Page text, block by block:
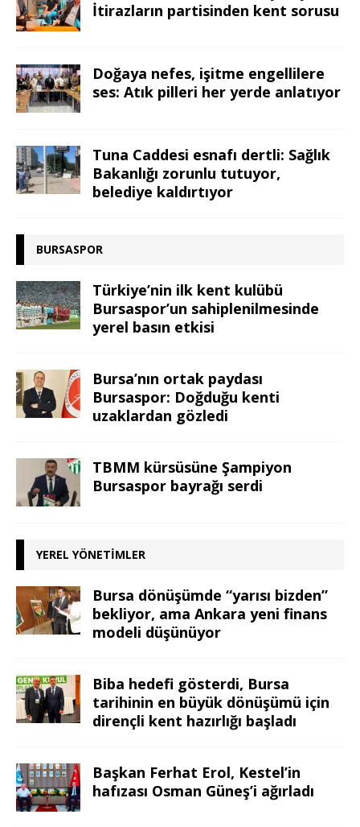
İtirazların partisinden kent sorusu
Doğaya nefes, işitme engellilere
ses: Atık pilleri her yerde anlatıyor
Tuna Caddesi esnafı dertli: Sağlık
Bakanlığı zorunlu tutuyor,
belediye kaldırtıyor
BURSASPOR
Türkiye’nin ilk kent kulübü
Bursaspor’un sahiplenilmesinde
yerel basın etkisi
Bursa’nın ortak paydası
Bursaspor: Doğduğu kenti
uzaklardan gözledi
TBMM kürsüsüne Şampiyon
Bursaspor bayrağı serdi
YEREL YÖNETIMLER
Bursa dönüşümde “yarısı bizden”
bekliyor, ama Ankara yeni finans
modeli düşünüyor
Biba hedefi gösterdi, Bursa
tarihinin en büyük dönüşümü için
dirençli kent hazırlığı başladı
Başkan Ferhat Erol, Kestel’in
hafızası Osman Güneş’i ağırladı